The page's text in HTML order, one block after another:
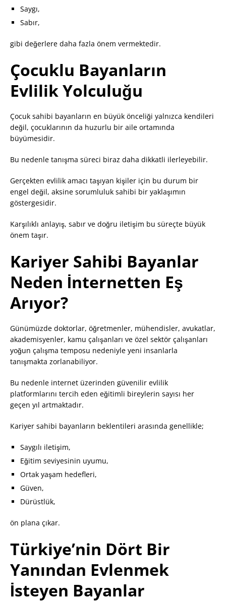
Saygı,
Sabır,
gibi değerlere daha fazla önem vermektedir.
Çocuklu Bayanların
Evlilik Yolculuğu
Çocuk sahibi bayanların en büyük önceliği yalnızca kendileri
değil, çocuklarının da huzurlu bir aile ortamında
büyümesidir.
Bu nedenle tanışma süreci biraz daha dikkatli ilerleyebilir.
Gerçekten evlilik amacı taşıyan kişiler için bu durum bir
engel değil, aksine sorumluluk sahibi bir yaklaşımın
göstergesidir.
Karşılıklı anlayış, sabır ve doğru iletişim bu süreçte büyük
önem taşır.
Kariyer Sahibi Bayanlar
Neden İnternetten Eş
Arıyor?
Günümüzde doktorlar, öğretmenler, mühendisler, avukatlar,
akademisyenler, kamu çalışanları ve özel sektör çalışanları
yoğun çalışma temposu nedeniyle yeni insanlarla
tanışmakta zorlanabiliyor.
Bu nedenle internet üzerinden güvenilir evlilik
platformlarını tercih eden eğitimli bireylerin sayısı her
geçen yıl artmaktadır.
Kariyer sahibi bayanların beklentileri arasında genellikle;
Saygılı iletişim,
Eğitim seviyesinin uyumu,
Ortak yaşam hedefleri,
Güven,
Dürüstlük,
ön plana çıkar.
Türkiye’nin Dört Bir
Yanından Evlenmek
İsteyen Bayanlar